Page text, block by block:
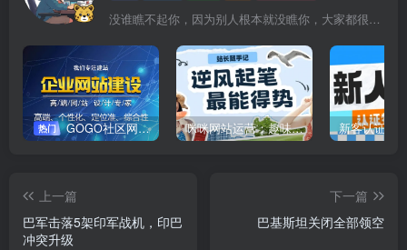
没谁瞧不起你，因为别人根本就没瞧你，大家都很忙的
热门 GOGO社区网站搭建(自助服务) 咪咪网站运营：趣味性悄悄飘起的成功风头 新客认证优
上一篇
巴军击落5架印军战机，印巴
冲突升级
下一篇
巴基斯坦关闭全部领空